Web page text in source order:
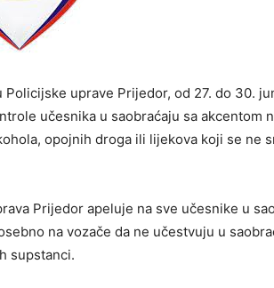
Policijske uprave Prijedor, od 27. do 30.
učesnika u saobraćaju sa akcentom
opojnih droga ili lijekova koji se ne
Prijedor apeluje na sve učesnike u
na vozače da ne učestvuju u
supstanci.